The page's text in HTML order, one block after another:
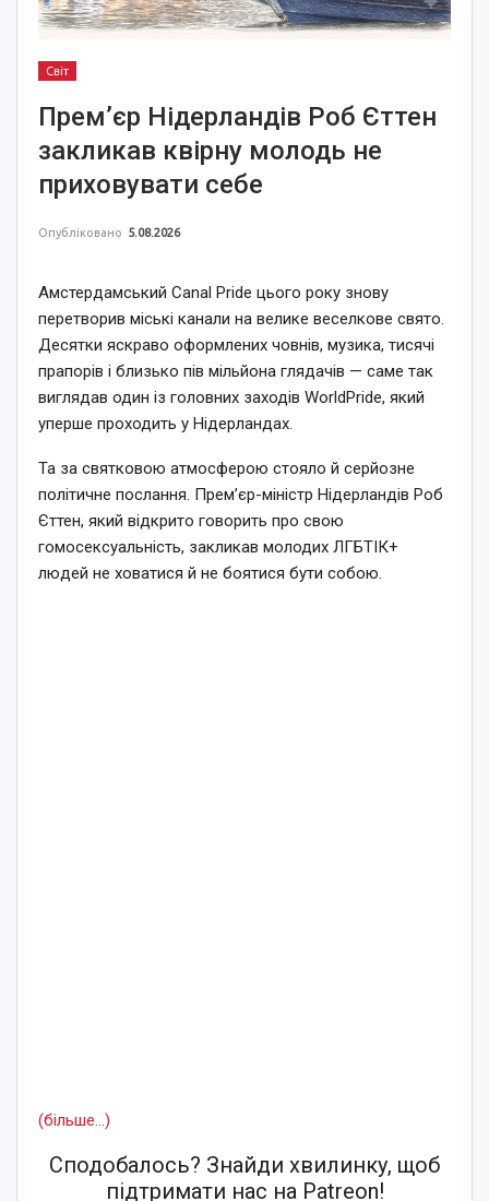
Світ
Прем’єр Нідерландів Роб Єттен
закликав квірну молодь не
приховувати себе
Опубліковано 5.08.2026
Амстердамський Canal Pride цього року знову
перетворив міські канали на велике веселкове свято.
Десятки яскраво оформлених човнів, музика, тисячі
прапорів і близько пів мільйона глядачів — саме так
виглядав один із головних заходів WorldPride, який
уперше проходить у Нідерландах.
Та за святковою атмосферою стояло й серйозне
політичне послання. Прем’єр-міністр Нідерландів Роб
Єттен, який відкрито говорить про свою
гомосексуальність, закликав молодих ЛГБТІК+
людей не ховатися й не боятися бути собою.
(більше…)
Сподобалось? Знайди хвилинку, щоб
підтримати нас на Patreon!